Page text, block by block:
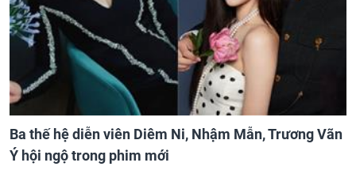
Ba thế hệ diễn viên Diêm Ni, Nhậm Mẫn, Trương Vãn
Ý hội ngộ trong phim mới